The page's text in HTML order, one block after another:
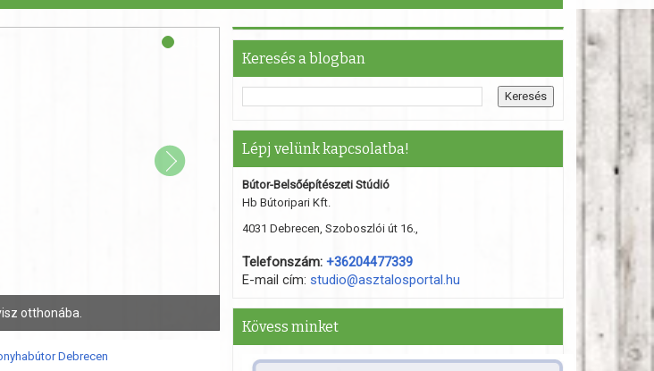
A modern nappali inspiráló.
Debrecen
Keresés a blogban
Lépj velünk kapcsolatba!
Bútor-Belsőépítészeti Stúdió
Hb Bútoripari Kft.
4031 Debrecen, Szoboszlói út 16.,
Telefonszám: +36204477339
E-mail cím: studio@asztalosportal.hu
Kövess minket